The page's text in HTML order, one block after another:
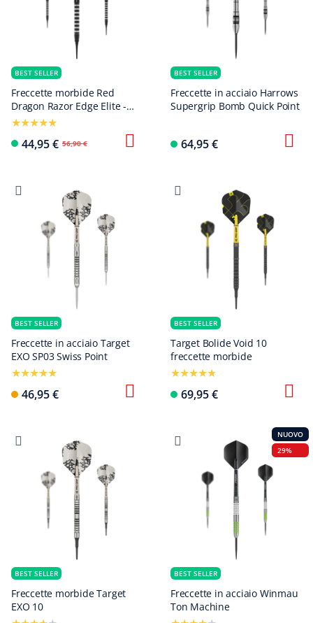
BEST SELLER
Freccette morbide Red
Dragon Razor Edge Elite -
20g
44,95 € 56,90 €
BEST SELLER
Freccette in acciaio Harrows
Supergrip Bomb Quick Point
64,95 €
BEST SELLER
Freccette in acciaio Target
EXO SP03 Swiss Point
46,95 €
BEST SELLER
Target Bolide Void 10
freccette morbide
69,95 €
BEST SELLER
Freccette morbide Target
EXO 10
NUOVO
29%
BEST SELLER
Freccette in acciaio Winmau
Ton Machine